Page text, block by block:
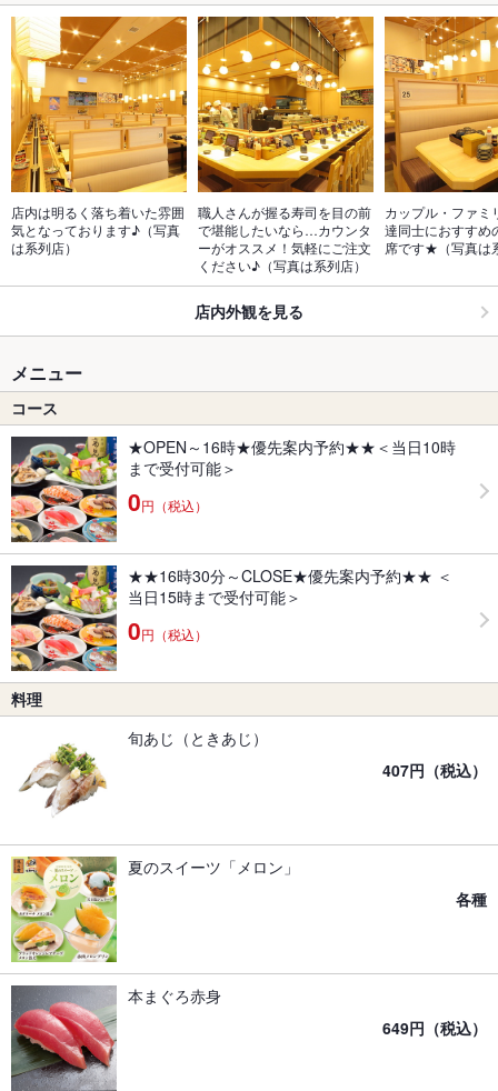
店内は明るく落ち着いた雰囲
気となっております♪（写真
は系列店）
職人さんが握る寿司を目の前
で堪能したいなら…カウンタ
ーがオススメ！気軽にご注文
ください♪（写真は系列店）
カップル・ファミ
達同士におすすめ
席です★（写真は
店内外観を見る
メニュー
コース
★OPEN～16時★優先案内予約★★＜当日10時
まで受付可能＞
0円（税込）
★★16時30分～CLOSE★優先案内予約★★ ＜
当日15時まで受付可能＞
0円（税込）
料理
旬あじ（ときあじ）
407円（税込）
夏のスイーツ「メロン」
各種
本まぐろ赤身
649円（税込）